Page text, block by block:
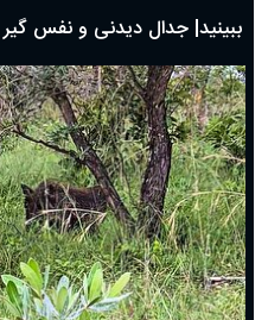
ببینید| جدال دیدنی و نفس گیر